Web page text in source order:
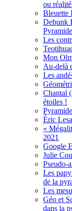
ou
Bleuette
Debunk
Les
Mon
Au-delà
Les
Chantal
étoiles !
Éric
«
2021
Google
Julie
Pseudo-
Les
de la
Les
Géo et
dans la